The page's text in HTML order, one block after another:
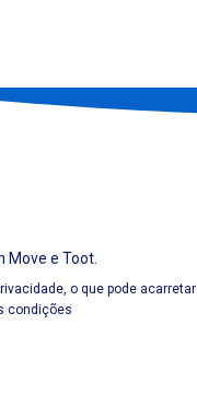
Move e Toot.
o que pode acarretar
condições